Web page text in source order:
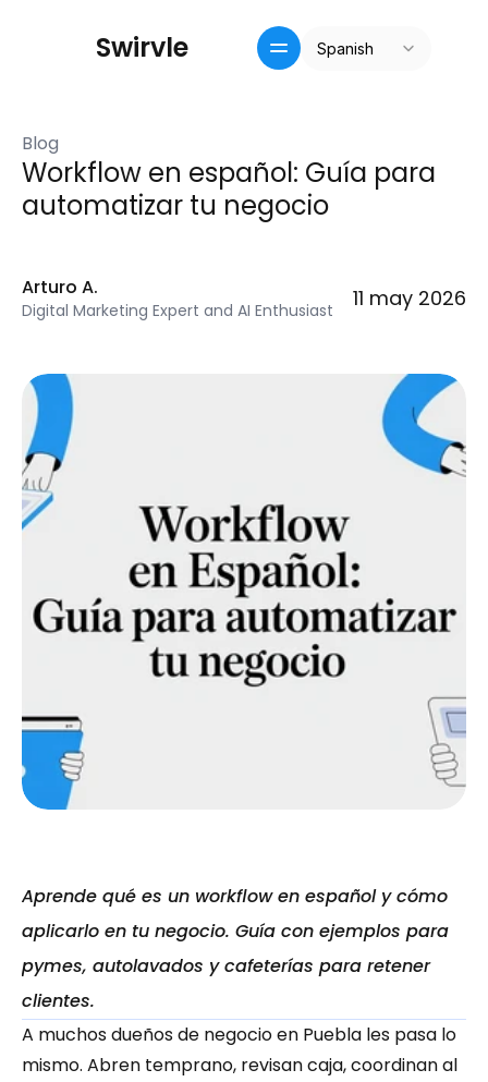
Swirvle Spanish
Precios
Pricing
Blog
Blog
Workflow en español: Guía para
automatizar tu negocio
Arturo A.
Digital Marketing Expert and AI Enthusiast 11 may 2026
Aprende qué es un workflow en español y cómo
aplicarlo en tu negocio. Guía con ejemplos para
pymes, autolavados y cafeterías para retener
clientes.
A muchos dueños de negocio en Puebla les pasa lo
mismo. Abren temprano, revisan caja, coordinan al